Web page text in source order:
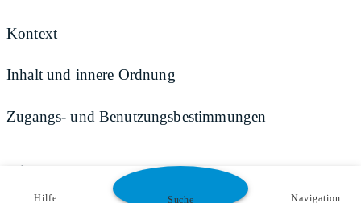
Kontext
Inhalt und innere Ordnung
Zugangs- und Benutzungsbestimmungen
Teilen
Hilfe Suche Navigation